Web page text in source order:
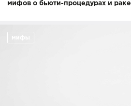
мифов о бьюти-процедурах и раке
мифы